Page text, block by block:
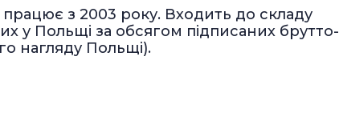
з 2003 року. Входить до складу
у Польщі за обсягом підписаних брутто-
нагляду Польщі).